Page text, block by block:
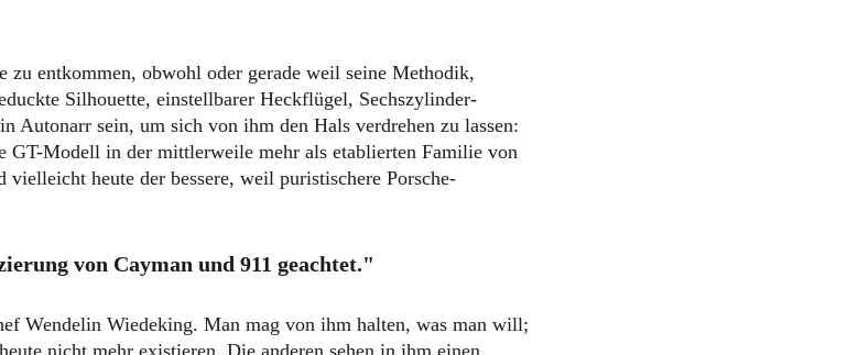
zu entkommen, obwohl oder gerade weil seine Methodik,
Silhouette, einstellbarer Heckflügel, Sechszylinder-
Autonarr sein, um sich von ihm den Hals verdrehen zu lassen:
GT-Modell in der mittlerweile mehr als etablierten Familie von
heute der bessere, weil puristischere Porsche-
von Cayman und 911 geachtet."
Wendelin Wiedeking. Man mag von ihm halten, was man will;